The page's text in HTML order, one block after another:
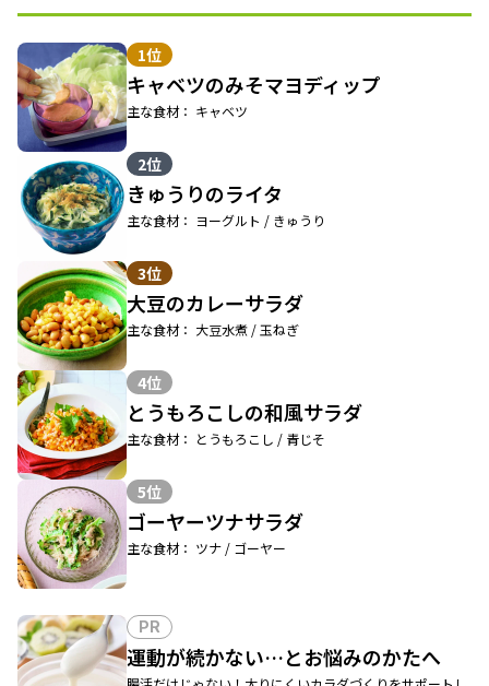
1位
キャベツのみそマヨディップ
主な食材： キャベツ
2位
きゅうりのライタ
主な食材： ヨーグルト / きゅうり
3位
大豆のカレーサラダ
主な食材： 大豆水煮 / 玉ねぎ
4位
とうもろこしの和風サラダ
主な食材： とうもろこし / 青じそ
5位
ゴーヤーツナサラダ
主な食材： ツナ / ゴーヤー
PR
運動が続かない…とお悩みのかたへ